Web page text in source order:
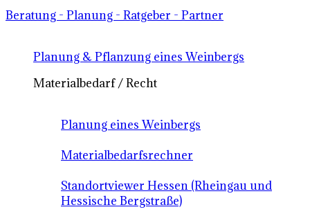
Beratung - Planung - Ratgeber - Partner
Planung & Pflanzung eines Weinbergs
Materialbedarf / Recht
Planung eines Weinbergs
Materialbedarfsrechner
Standortviewer Hessen (Rheingau und
Hessische Bergstraße)